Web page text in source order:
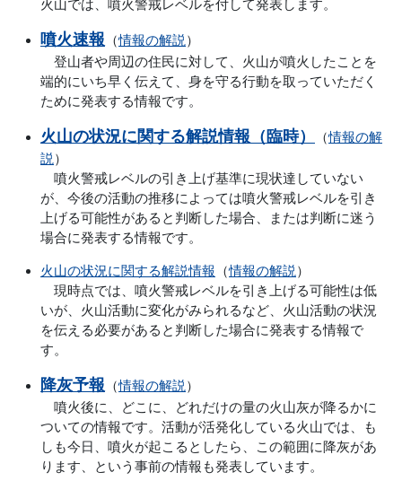
火山では、噴火警戒レベルを付して発表します。
噴火速報 （情報の解説 ）
登山者や周辺の住民に対して、火山が噴火したことを
端的にいち早く伝えて、身を守る行動を取っていただく
ために発表する情報です。
火山の状況に関する解説情報（臨時） （情報の解
説 ）
噴火警戒レベルの引き上げ基準に現状達していない
が、今後の活動の推移によっては噴火警戒レベルを引き
上げる可能性があると判断した場合、または判断に迷う
場合に発表する情報です。
火山の状況に関する解説情報 （情報の解説 ）
現時点では、噴火警戒レベルを引き上げる可能性は低
いが、火山活動に変化がみられるなど、火山活動の状況
を伝える必要があると判断した場合に発表する情報で
す。
降灰予報 （情報の解説 ）
噴火後に、どこに、どれだけの量の火山灰が降るかに
ついての情報です。活動が活発化している火山では、も
しも今日、噴火が起こるとしたら、この範囲に降灰があ
ります、という事前の情報も発表しています。